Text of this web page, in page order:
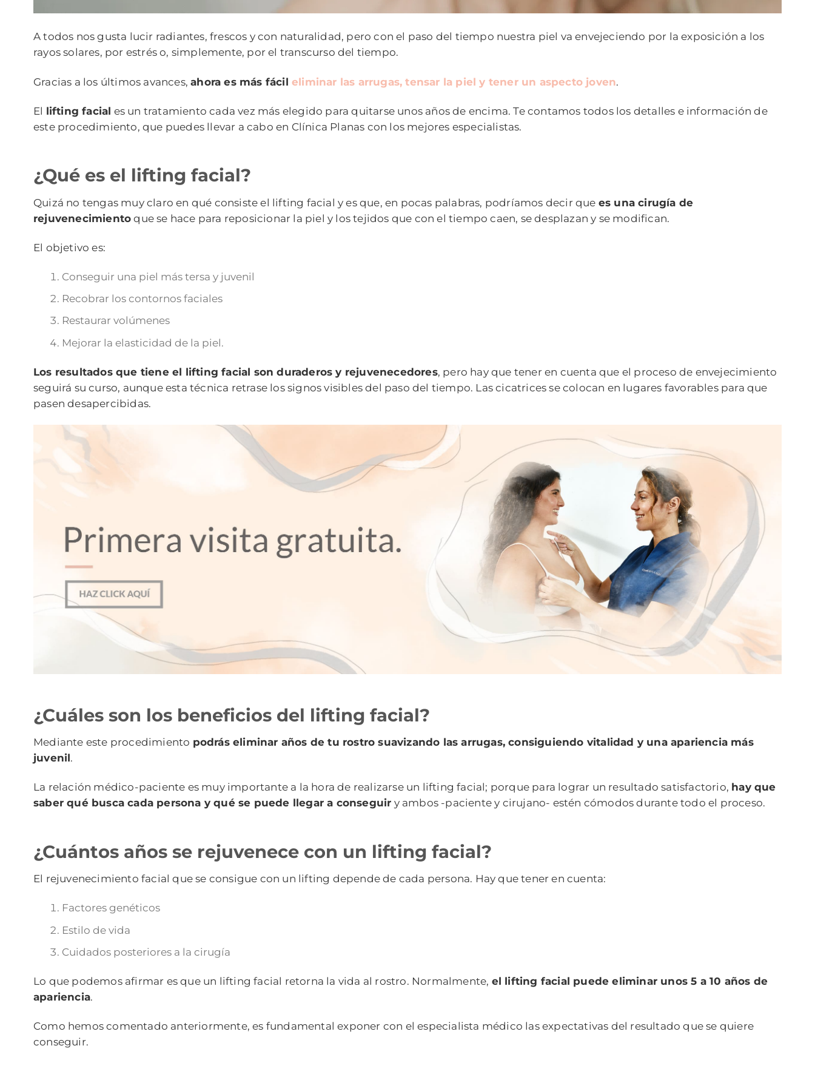
A todos nos gusta lucir radiantes, frescos y con naturalidad, pero con el paso del tiempo nuestra piel va envejeciendo por la exposición a los
rayos solares, por estrés o, simplemente, por el transcurso del tiempo.
Gracias a los últimos avances,ahora es más fácileliminar las arrugas, tensar la piel y tener un aspecto joven.
El lifting facial es un tratamiento cada vez más elegido para quitarse unos años de encima. Te contamos todos los detalles e información de
este procedimiento, que puedes llevar a cabo en Clínica Planas con los mejores especialistas.
¿Qué es el lifting facial?
Quizá no tengas muy claro en qué consiste el lifting facial y es que, en pocas palabras, podríamos decir que es una cirugía de
rejuvenecimientoque se hace para reposicionar la piel y los tejidos que con el tiempo caen, se desplazan y se modifican.
El objetivo es:
Conseguir una piel más tersa y juvenil
Recobrar los contornos faciales
Restaurar volúmenes
Mejorar la elasticidad de la piel.
Los resultados que tiene el lifting facial son duraderos y rejuvenecedores, pero hay que tener en cuenta que el proceso de envejecimiento
seguirá su curso, aunque esta técnica retrase los signos visibles del paso del tiempo. Las cicatrices se colocan en lugares favorables para que
pasen desapercibidas.
¿Cuáles son los beneficios del lifting facial?
Mediante este procedimiento podrás eliminar años de tu rostro suavizando las arrugas, consiguiendo vitalidad y una apariencia más
juvenil.
La relación médico-paciente es muy importante a la hora de realizarse un lifting facial; porque para lograr un resultado satisfactorio, hay que
saber qué busca cada persona y qué se puede llegar a conseguir y ambos -paciente y cirujano- estén cómodos durante todo el proceso.
¿Cuántos años se rejuvenece con un lifting facial?
El rejuvenecimiento facial que se consigue con un lifting depende de cada persona. Hay que tener en cuenta:
Factores genéticos
Estilo de vida
Cuidados posteriores a la cirugía
Lo que podemos afirmar es que un lifting facial retorna la vida al rostro. Normalmente, el lifting facial puede eliminar unos 5 a 10 años de
apariencia.
Como hemos comentado anteriormente, es fundamental exponer con el especialista médico las expectativas del resultado que se quiere
conseguir.